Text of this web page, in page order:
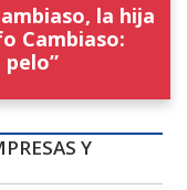
la hija
Cambiaso:
pelo”
Y